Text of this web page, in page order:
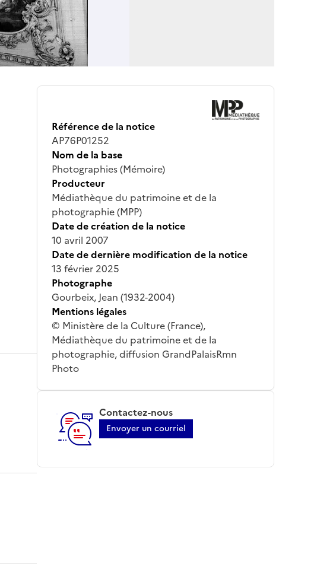
Référence de la notice
AP76P01252
Nom de la base
Photographies (Mémoire)
Producteur
Médiathèque du patrimoine et de la
photographie (MPP)
Date de création de la notice
10 avril 2007
Date de dernière modification de la notice
13 février 2025
Photographe
Gourbeix, Jean (1932-2004)
Mentions légales
© Ministère de la Culture (France),
Médiathèque du patrimoine et de la
photographie, diffusion GrandPalaisRmn
Photo
Contactez-nous
Envoyer un courriel